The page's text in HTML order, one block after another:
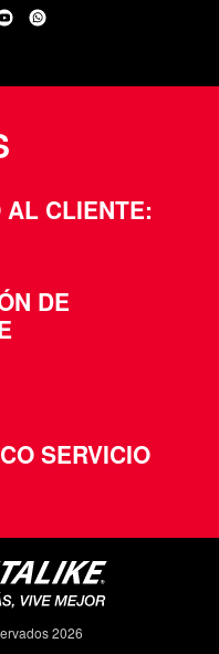
YouTubeWhatsApp
AL CLIENTE:
DE
SERVICIO
2026